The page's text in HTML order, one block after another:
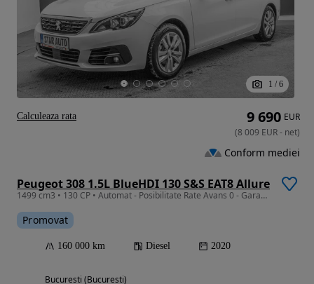
1 / 6
Peugeot 308 1.5L BlueHDI 130 S&S EAT8 Allure
1499 cm3 • 130 CP • Automat - Posibilitate Rate Avans 0 - Garantie 12 Luni - IMPECABILA
Promovat
160 000 km Diesel 2020
Bucuresti (Bucuresti)
9 690 EUR
(8 009 EUR- net)
Conform mediei
Calculeaza rata